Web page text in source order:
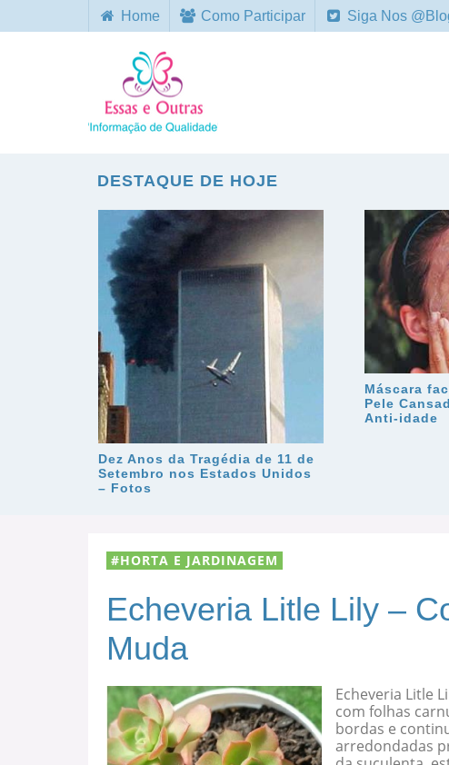
Home Como Participar Siga Nos
DESTAQUE DE HOJE
Dez Anos da Tragédia de 11 de
Setembro nos Estados Unidos
– Fotos
Máscara
Pele
Anti-idade
HORTA E JARDINAGEM
Echeveria Litle Lily –
Muda
Echeveria Litle
com folhas
bordas e
arredondadas